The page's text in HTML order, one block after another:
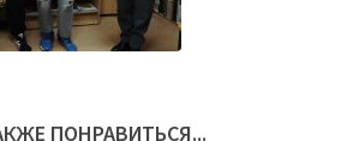
ПОНРАВИТЬСЯ...